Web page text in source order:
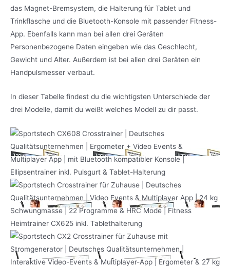
das Magnet-Bremsystem, die Halterung für Tablet und
Trinkflasche und die Bluetooth-Konsole mit passender Fitness-
App. Ebenfalls kann man bei allen drei Geräten
Personenbezogene Daten eingeben wie das Geschlecht,
Gewicht und Alter. Außerdem ist bei allen drei Geräten ein
Handpulsmesser verbaut.
In dieser Tabelle findest du die wichtigsten Unterschiede der
drei Modelle, damit du weißt welches Modell zu dir passt.